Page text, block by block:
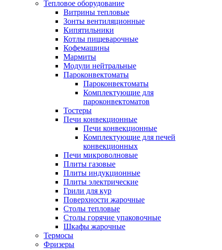
Тепловое оборудование
Витрины тепловые
Зонты вентиляционные
Кипятильники
Котлы пищеварочные
Кофемашины
Мармиты
Модули нейтральные
Пароконвектоматы
Пароконвектоматы
Комплектующие для
пароконвектоматов
Тостеры
Печи конвекционные
Печи конвекционные
Комплектующие для печей
конвекционных
Печи микроволновые
Плиты газовые
Плиты индукционные
Плиты электрические
Грили для кур
Поверхности жарочные
Столы тепловые
Столы горячие упаковочные
Шкафы жарочные
Термосы
Фризеры